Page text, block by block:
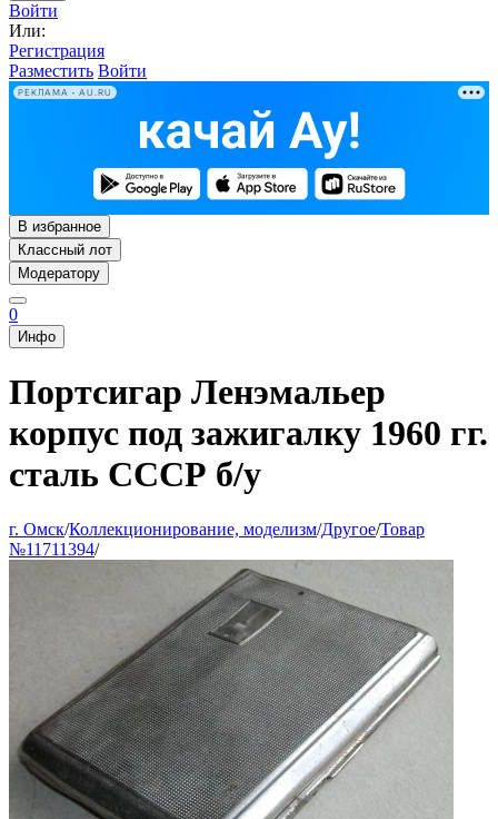
Войти
Или:
Регистрация
Разместить Войти
РЕКЛАМА • AU.RU
В избранное
Классный лот
Модератору
0
Инфо
Портсигар Ленэмальер
корпус под зажигалку 1960 гг.
сталь СССР б/у
г. Омск/Коллекционирование, моделизм/Другое/Товар
№11711394/